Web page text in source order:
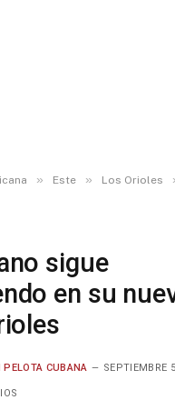
» Este » Los Orioles
sigue
en su
PELOTA CUBANA SEPTIEMBRE